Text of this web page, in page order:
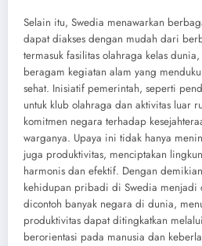
Selain itu, Swedia menawarkan
dapat diakses dengan mudah dari
termasuk fasilitas olahraga kelas
beragam kegiatan alam yang
sehat. Inisiatif pemerintah, seperti
untuk klub olahraga dan aktivitas luar
komitmen negara terhadap
warganya. Upaya ini tidak hanya
juga produktivitas, menciptakan
harmonis dan efektif. Dengan
kehidupan pribadi di Swedia menjadi
dicontoh banyak negara di dunia,
produktivitas dapat ditingkatkan
berorientasi pada manusia dan